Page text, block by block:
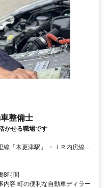
整備士
かせる職場です
線「木更津駅」 ・ＪＲ内房線
8時間
内容 町の便利な自動車ディラー